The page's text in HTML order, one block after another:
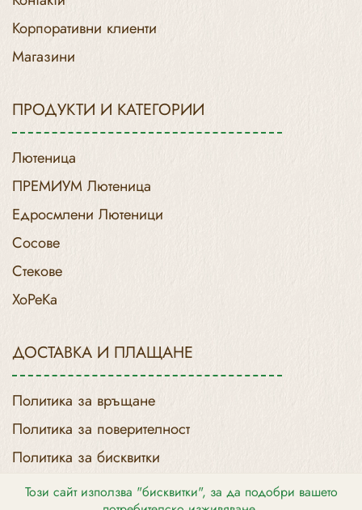
Корпоративни клиенти
Магазини
ПРОДУКТИ И КАТЕГОРИИ
Лютеница
ПРЕМИУМ Лютеница
Едросмлени Лютеници
Сосове
Стекове
ХоРеКа
ДОСТАВКА И ПЛАЩАНЕ
Политика за връщане
Политика за поверителност
Политика за бисквитки
Доставка и Връщане
Този сайт използва "бисквитки", за да подобри вашето